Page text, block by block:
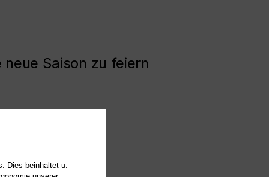
Saison zu feiern
Dies beinhaltet u.